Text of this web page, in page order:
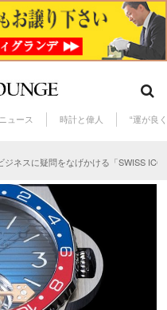
ニュース 時計と偉人 “運が良
ジネスに疑問をなげかける「SWISS